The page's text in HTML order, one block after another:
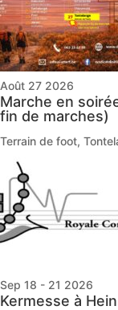
Août 27 2026
Marche en
fin de marches)
Terrain de foot,
Sep 18 - 21 2026
Kermesse à